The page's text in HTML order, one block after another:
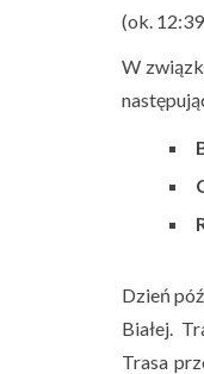
(ok.
W
Dzień
Białej.
Trasa